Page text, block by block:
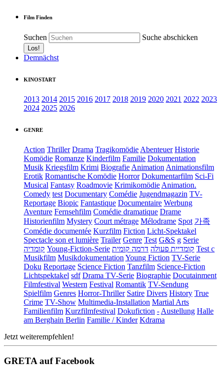
Film Finden
Suchen Suche abschicken
Demnächst
KINOSTART
2013 2014 2015 2016 2017 2018 2019 2020 2021 2022 2023
2024 2025 2026
GENRE
Action Thriller Drama Tragikomödie Abenteuer Historie
Komödie Romanze Kinderfilm Familie Dokumentation
Musik Kriegsfilm Krimi Biografie Animation Animationsfilm
Erotik Romantische Komödie Horror Dokumentarfilm Sci-Fi
Musical Fantasy Roadmovie Krimikomödie Animation.
Comedy test Documentary Comédie Jugendmagazin TV-
Reportage Biopic Fantastique Documentaire Werbung
Aventure Fernsehfilm Comédie dramatique Drame
Historienfilm Mystery Court métrage Mélodrame Spot 가족
Comédie documentée Kurzfilm Fiction Licht-Spektakel
Spectacle son et lumière Trailer Genre Test G&S g Serie
קומדיה Young-Fiction-Serie קומדיית פעולה דרמה קומית
Test c
Musikfilm Musikdokumentation Young Fiction TV-Serie
Doku Reportage Science Fiction Tanzfilm Science-Fiction
Lichtspektakel sdf Drama TV-Serie Biographie Docutainment
Filmfestival Western Festival Romantik TV-Sendung
Spielfilm Genres Horror-Thriller Satire Divers History True
Crime TV-Show Multimedia-Installation Martial Arts
Familienfilm Kurzfilmfestival Dokufiction - Austellung Halle
am Berghain Berlin Familie / Kinder Kdrama
Jetzt weiterempfehlen!
GRETA auf Facebook